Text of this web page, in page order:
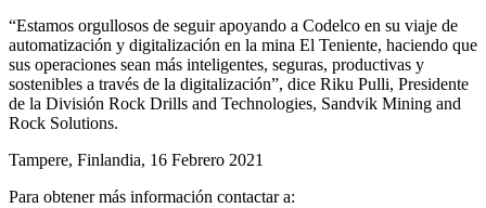
“Estamos orgullosos de seguir apoyando a Codelco en su viaje de
automatización y digitalización en la mina El Teniente, haciendo que
sus operaciones sean más inteligentes, seguras, productivas y
sostenibles a través de la digitalización”, dice Riku Pulli, Presidente
de la División Rock Drills and Technologies, Sandvik Mining and
Rock Solutions.
Tampere, Finlandia, 16 Febrero 2021
Para obtener más información contactar a: